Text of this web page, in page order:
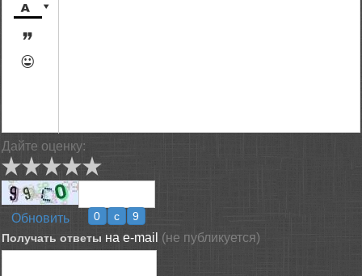




Дайте оценку:
Обновить
Получать ответы на e-mail (не публикуется)